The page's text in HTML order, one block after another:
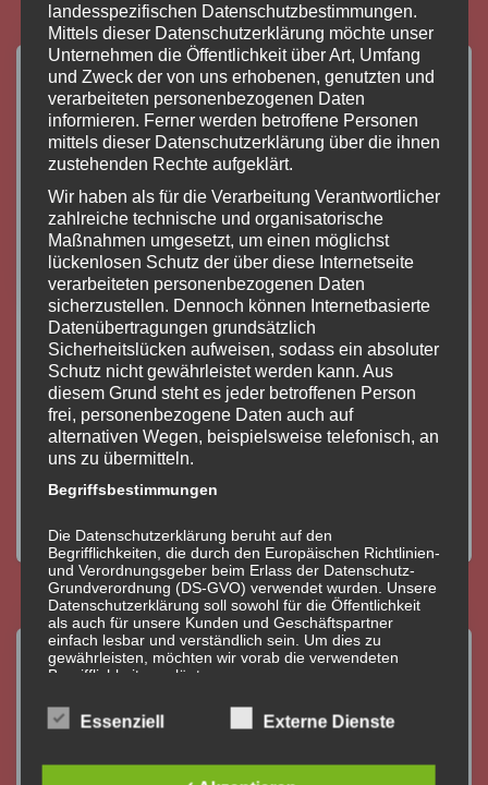
EINSÄTZE
Nächtlicher Brandeinsatz in Abfaltern
Am 23.02.2026 um 22:35 Uhr wurden wir zu einem Brand
beim Bauernhof Troger in Abfaltern alarmiert. Es handelte
sich um einen Einsatz in einer Nachbargemeinde, zu dem
standen ein Holzstapel sowie mehrere Bäume in Vollbrand. Wir
landesspezifischen Datenschutzbestimmungen.
Mittels dieser Datenschutzerklärung möchte unser
Unternehmen die Öffentlichkeit über Art, Umfang
und Zweck der von uns erhobenen, genutzten und
verarbeiteten personenbezogenen Daten
informieren. Ferner werden betroffene Personen
mittels dieser Datenschutzerklärung über die ihnen
zustehenden Rechte aufgeklärt.
Wir haben als für die Verarbeitung Verantwortlicher
zahlreiche technische und organisatorische
Maßnahmen umgesetzt, um einen möglichst
lückenlosen Schutz der über diese Internetseite
verarbeiteten personenbezogenen Daten
sicherzustellen. Dennoch können Internetbasierte
Datenübertragungen grundsätzlich
Sicherheitslücken aufweisen, sodass ein absoluter
Schutz nicht gewährleistet werden kann. Aus
diesem Grund steht es jeder betroffenen Person
frei, personenbezogene Daten auch auf
alternativen Wegen, beispielsweise telefonisch, an
uns zu übermitteln.
Begriffsbestimmungen
Die Datenschutzerklärung beruht auf den
Begrifflichkeiten, die durch den Europäischen Richtlinien-
und Verordnungsgeber beim Erlass der Datenschutz-
Grundverordnung (DS-GVO) verwendet wurden. Unsere
Datenschutzerklärung soll sowohl für die Öffentlichkeit
als auch für unsere Kunden und Geschäftspartner
einfach lesbar und verständlich sein. Um dies zu
gewährleisten, möchten wir vorab die verwendeten
Begrifflichkeiten erläutern.
Wir verwenden in dieser Datenschutzerklärung
unter anderem die folgenden Begriffe:
Essenziell Externe Dienste